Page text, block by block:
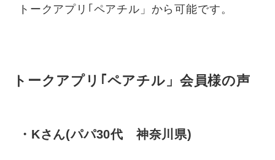
トークアプリ｢ペアチル」から可能です。
トークアプリ｢ペアチル」会員様の声
・Kさん(パパ30代 神奈川県)